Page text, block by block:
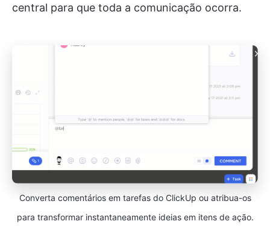
central para que toda a comunicação ocorra.
Converta comentários em tarefas do ClickUp ou atribua-os
para transformar instantaneamente ideias em itens de ação.